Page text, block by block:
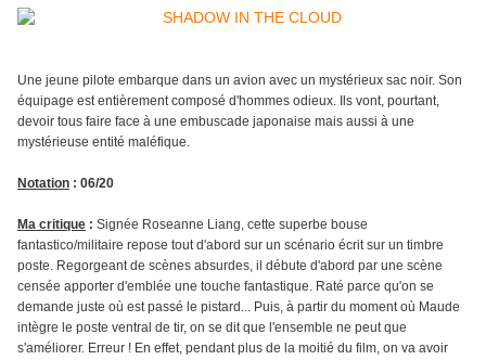
Une jeune pilote embarque dans un avion avec un mystérieux sac noir. Son
équipage est entièrement composé d'hommes odieux. Ils vont, pourtant,
devoir tous faire face à une embuscade japonaise mais aussi à une
mystérieuse entité maléfique.
Notation : 06/20
Ma critique : Signée Roseanne Liang, cette superbe bouse
fantastico/militaire repose tout d'abord sur un scénario écrit sur un timbre
poste. Regorgeant de scènes absurdes, il débute d'abord par une scène
censée apporter d'emblée une touche fantastique. Raté parce qu'on se
demande juste où est passé le pistard... Puis, à partir du moment où Maude
intègre le poste ventral de tir, on se dit que l'ensemble ne peut que
s'améliorer. Erreur ! En effet, pendant plus de la moitié du film, on va avoir